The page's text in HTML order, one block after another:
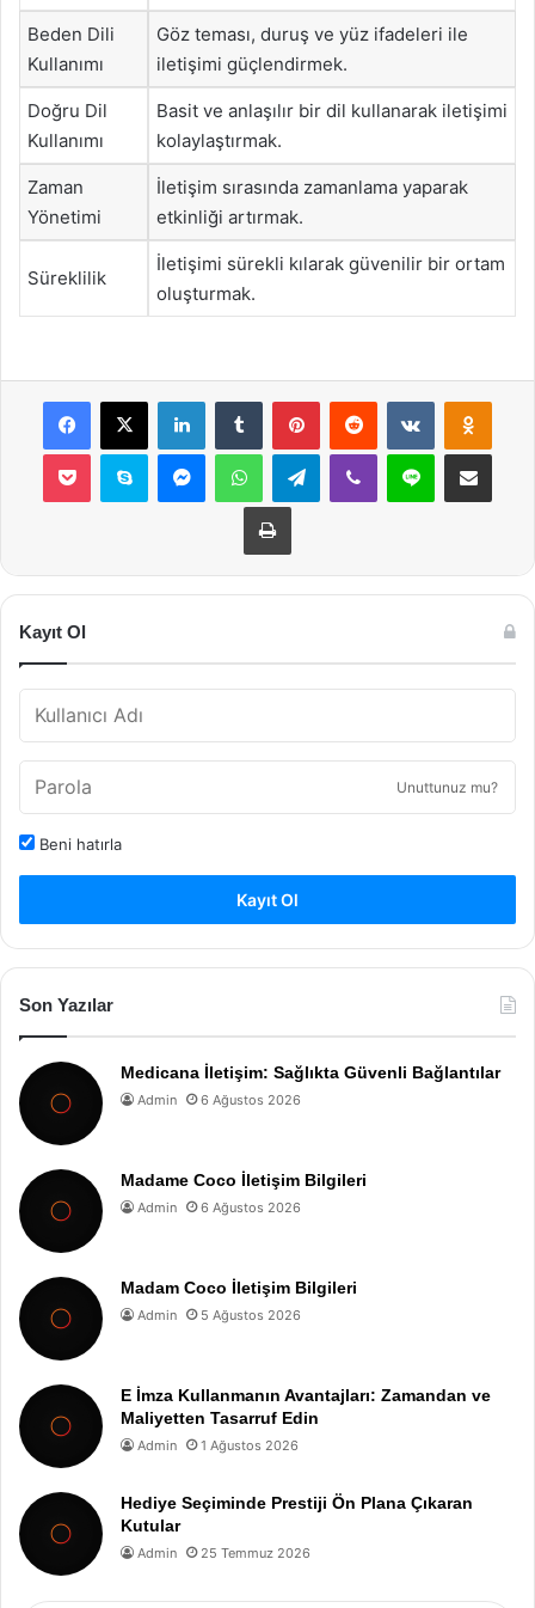
Beden Dili
Kullanımı
Göz teması, duruş ve yüz ifadeleri ile
iletişimi güçlendirmek.
Doğru Dil
Kullanımı
Basit ve anlaşılır bir dil kullanarak iletişimi
kolaylaştırmak.
Zaman
Yönetimi
İletişim sırasında zamanlama yaparak
etkinliği artırmak.
Süreklilik
İletişimi sürekli kılarak güvenilir bir ortam
oluşturmak.
Facebook
X LinkedInTumblr PinterestReddit VKontakte
Pocket Skype MessengerWhatsAppTelegramViber Line E-Posta ile
Yazdır
Kayıt Ol
Unuttunuz mu?
Beni hatırla
Kayıt Ol
Son Yazılar
Medicana İletişim: Sağlıkta Güvenli Bağlantılar
Admin 6 Ağustos 2026
Madame Coco İletişim Bilgileri
Admin 6 Ağustos 2026
Madam Coco İletişim Bilgileri
Admin 5 Ağustos 2026
E İmza Kullanmanın Avantajları: Zamandan ve
Maliyetten Tasarruf Edin
Admin 1 Ağustos 2026
Hediye Seçiminde Prestiji Ön Plana Çıkaran
Kutular
Admin 25 Temmuz 2026